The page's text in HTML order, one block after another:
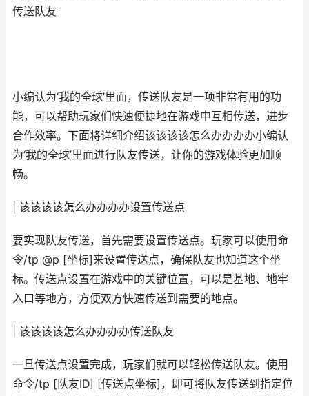
传送队友
小编认为‘我的全球’里面，传送队友是一项非常有用的功
能，可以帮助玩家们快速便捷地在游戏中互相传送，进步
合作效率。下面将详细介绍该该该该怎么办办办办小编认
为‘我的全球’里面进行队友传送，让你的游戏体验更加顺
畅。
| 该该该该怎么办办办办设置传送点
要实现队友传送，首先需要设置传送点。玩家可以使用命
令/tp @p [坐标]来设置传送点，确保队友也知道这个坐
标。传送点设置在游戏中的关键位置，可以是基地、地牢
入口等地方，方便双方快速传送到需要的地点。
| 该该该该怎么办办办办传送队友
一旦传送点设置完成，玩家们就可以轻松传送队友。使用
命令/tp [队友ID] [传送点坐标]，即可将队友传送到指定位